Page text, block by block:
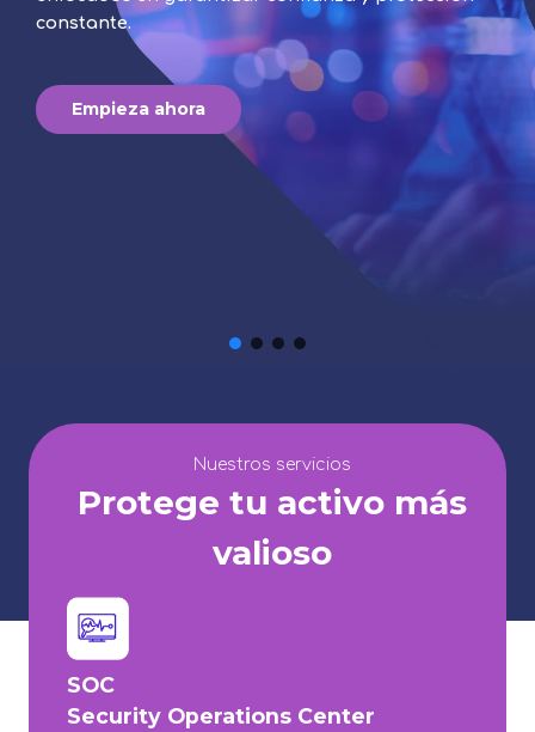
constante.
Empieza ahora
Nuestros servicios
Protege tu activo más
valioso
SOC
Security Operations Center